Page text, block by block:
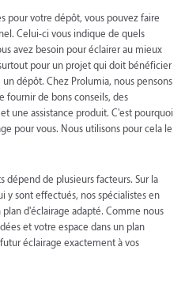
pour votre dépôt, vous pouvez faire
Celui-ci vous indique de quels
avez besoin pour éclairer au mieux
pour un projet qui doit bénéficier
dépôt. Chez Prolumia, nous pensons
fournir de bons conseils, des
une assistance produit. C'est pourquoi
pour vous. Nous utilisons pour cela le
dépend de plusieurs facteurs. Sur la
y sont effectués, nos spécialistes en
d'éclairage adapté. Comme nous
et votre espace dans un plan
éclairage exactement à vos